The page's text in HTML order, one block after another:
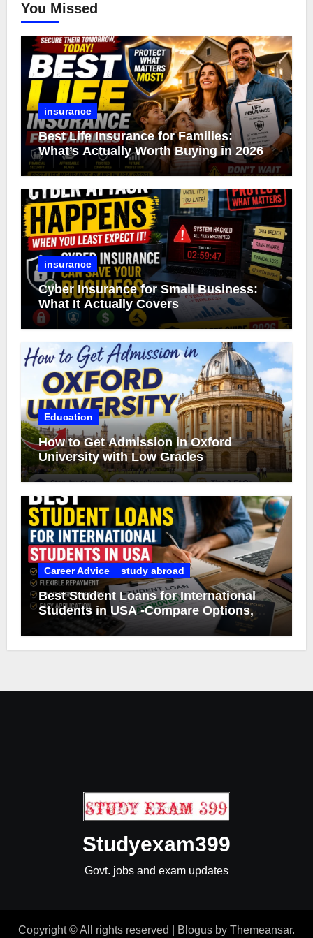
You Missed
insurance
Best Life Insurance for Families:
What’s Actually Worth Buying in 2026
insurance
Cyber Insurance for Small Business:
What It Actually Covers
Education
How to Get Admission in Oxford
University with Low Grades
Career Advice study abroad
Best Student Loans for International
Students in USA -Compare Options,
Eligibility & Smart Borrowing Tips
Studyexam399
Govt. jobs and exam updates
Copyright © All rights reserved Blogus by Themeansar.